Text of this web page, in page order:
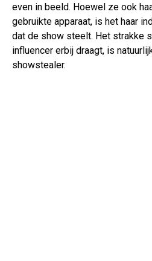
even in beeld. Hoewel ze ook
gebruikte apparaat, is het haar
dat de show steelt. Het strakke
influencer erbij draagt, is
showstealer.